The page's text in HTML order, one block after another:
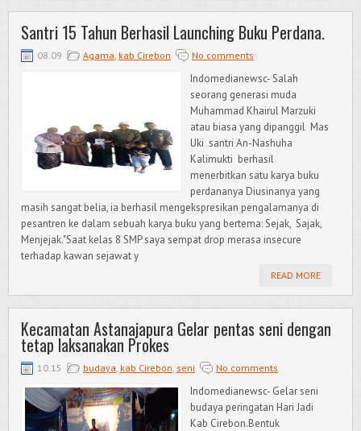
Santri 15 Tahun Berhasil Launching Buku Perdana.
08.09 Agama, kab Cirebon No comments
Indomedianewsc- Salah
seorang generasi muda
Muhammad Khairul Marzuki
atau biasa yang dipanggil Mas
Uki santri An-Nashuha
Kalimukti berhasil
menerbitkan satu karya buku
perdananya Diusinanya yang
masih sangat belia, ia berhasil mengekspresikan pengalamanya di
pesantren ke dalam sebuah karya buku yang bertema: Sejak, Sajak,
Menjejak."Saat kelas 8 SMP saya sempat drop merasa insecure
terhadap kawan sejawat y
READ MORE
Kecamatan Astanajapura Gelar pentas seni dengan
tetap laksanakan Prokes
10.15 budaya, kab Cirebon, seni No comments
Indomedianewsc- Gelar seni
budaya peringatan Hari Jadi
Kab Cirebon.Bentuk